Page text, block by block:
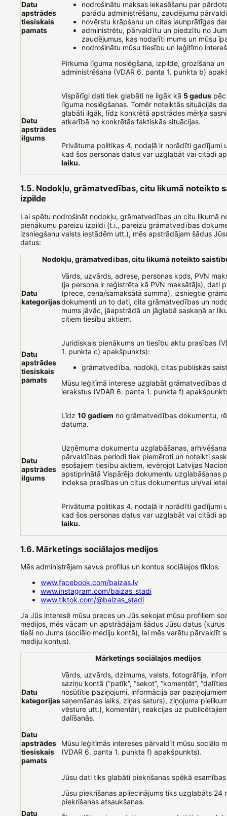
Datu
apstrādes
tiesiskais
pamats
nodrošinātu maksas iekasēšanu par
parādu administrēšanu, zaudējumu
novērstu krāpšanu un citas ļaunprātīgas
administrētu, pārvaldītu un piedzītu no
zaudējumus, kas nodarīti mums un mūsu
nodrošinātu mūsu tiesību un leģitīmo
Pirkuma līguma noslēgšana, izpilde, grozīšana un
administrēšana (VDAR 6. panta 1. punkta b)
Datu
apstrādes
ilgums
Vispārīgi dati tiek glabāti ne ilgāk kā 5 gadus
līguma noslēgšanas. Tomēr noteiktās situācijās
glabāti ilgāk, līdz konkrētā apstrādes mērķa
atkarībā no konkrētās faktiskās situācijas.
Privātuma politikas 4. nodaļā ir norādīti gadījumi
kad šos personas datus var uzglabāt vai citādi
laiku.
1.5. Nodokļu, grāmatvedības, citu likumā noteikto
izpilde
Lai spētu nodrošināt nodokļu, grāmatvedības un citu likumā
pienākumu pareizu izpildi (t.i., pareizu grāmatvedības
izsniegšanu valsts iestādēm utt.), mēs apstrādājam šādus
datus:
Nodokļu, grāmatvedības, citu likumā noteikto
Datu
kategorijas
Vārds, uzvārds, adrese, personas kods, PVN
(ja persona ir reģistrēta kā PVN maksātājs), dati
(prece, cena/samaksātā summa), izsniegtie
dokumenti un to dati, cita grāmatvedības un
mums jāvāc, jāapstrādā un jāglabā saskaņā ar
citiem tiesību aktiem.
Datu
apstrādes
tiesiskais
pamats
Juridiskais pienākums un tiesību aktu prasības
1. punkta c) apakšpunkts):
grāmatvedība, nodokļi, citas publiskās
Mūsu leģitīmā interese uzglabāt grāmatvedības
ierakstus (VDAR 6. panta 1. punkta f)
Datu
apstrādes
ilgums
Līdz 10 gadiem no grāmatvedības dokumentu,
datuma.
Uzņēmuma dokumentu uzglabāšanas,
pārvaldības periodi tiek piemēroti un noteikti
esošajiem tiesību aktiem, ievērojot Latvijas
apstiprinātā Vispārējo dokumentu uzglabāšanas
indeksa prasības un citus dokumentus un/vai
Privātuma politikas 4. nodaļā ir norādīti gadījumi
kad šos personas datus var uzglabāt vai citādi
laiku.
1.6. Mārketings sociālajos medijos
Mēs administrējam savus profilus un kontus sociālajos tīklos:
www.facebook.com/baizas.lv
www.instagram.com/baizas_stadi
www.tiktok.com/@baizas_stadi
Ja Jūs interesē mūsu preces un Jūs sekojat mūsu profiliem
medijos, mēs vācam un apstrādājam šādus Jūsu datus (kurus
tieši no Jums (sociālo mediju kontā), lai mēs varētu pārvaldīt
mediju kontus).
Mārketings sociālajos medijos
Datu
kategorijas
Vārds, uzvārds, dzimums, valsts, fotogrāfija,
saziņu kontā (“patīk”, “sekot”, “komentēt”,
nosūtītie paziņojumi, informācija par
saņemšanas laiks, ziņas saturs), ziņojuma
vēsture utt.), komentāri, reakcijas uz
dalīšanās.
Datu
apstrādes
tiesiskais
pamats
Mūsu leģitīmās intereses pārvaldīt mūsu sociālo
(VDAR 6. panta 1. punkta f) apakšpunkts).
Datu
Jūsu dati tiks glabāti piekrišanas spēkā
Jūsu piekrišanas apliecinājums tiks uzglabāts 24
piekrišanas atsaukšanas.